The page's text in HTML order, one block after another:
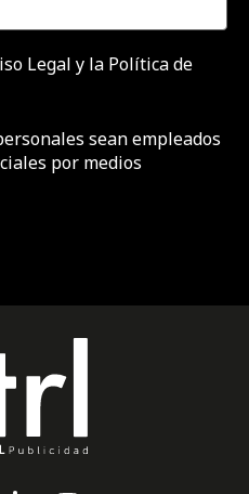
Legal y la Política de
sean empleados
por medios